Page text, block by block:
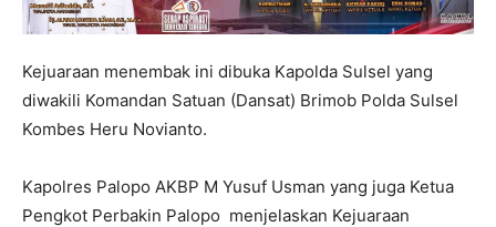
Kejuaraan menembak ini dibuka Kapolda Sulsel yang
diwakili Komandan Satuan (Dansat) Brimob Polda Sulsel
Kombes Heru Novianto.
Kapolres Palopo AKBP M Yusuf Usman yang juga Ketua
Pengkot Perbakin Palopo menjelaskan Kejuaraan